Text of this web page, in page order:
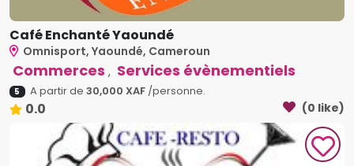
Café Enchanté Yaoundé
Omnisport, Yaoundé, Cameroun
Commerces , Services évènementiels
5 A partir de 30,000 XAF/personne.
0.0 (0 like)